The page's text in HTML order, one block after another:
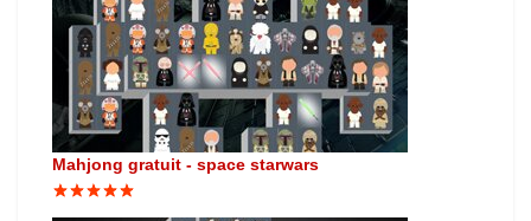
Mahjong gratuit - space starwars